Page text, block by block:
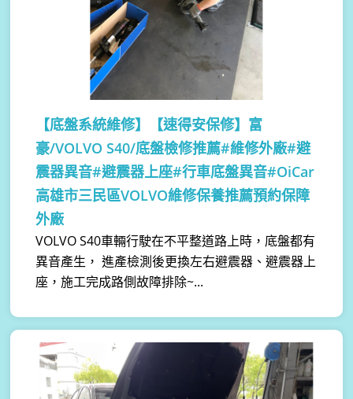
【底盤系統維修】
【速得安保修】富
豪/VOLVO S40/底盤檢修推薦#維修外廠#避
震器異音#避震器上座#行車底盤異音#OiCar
高雄市三民區VOLVO維修保養推薦預約保障
外廠
VOLVO S40車輛行駛在不平整道路上時，底盤都有
異音產生， 進產檢測後更換左右避震器、避震器上
座，施工完成路側故障排除~...